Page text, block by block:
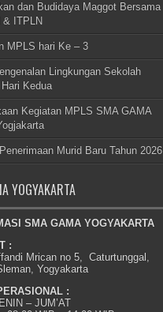
dan Budidaya Maggot Bersama
& ITPLN
MPLS hari Ke – 3
Lingkungan Sekolah
Kedua
Kegiatan MPLS SMA GAMA
Murid Baru Tahun 2026
YOGYAKARTA
SMA GAMA YOGYAKARTA
:
Mrican no 5, Caturtunggal,
Yogyakarta
:
– JUM’AT